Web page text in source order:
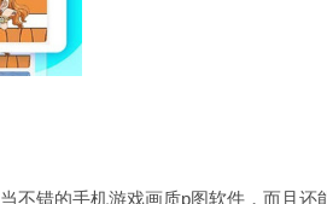
不错的手机游戏画质p图软件，而且